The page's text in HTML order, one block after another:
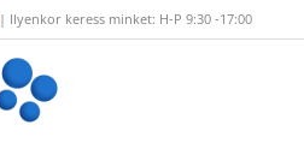
| Ilyenkor keress minket: H-P 9:30 -17:00